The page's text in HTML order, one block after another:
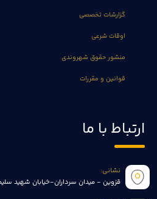
گزارشات تخصصی
اوقات شرعی
منشور حقوق شهروندی
قوانین و مقررات
ارتباط با ما
نشانی:
قزوین - میدان سرداران-خیابان شهید